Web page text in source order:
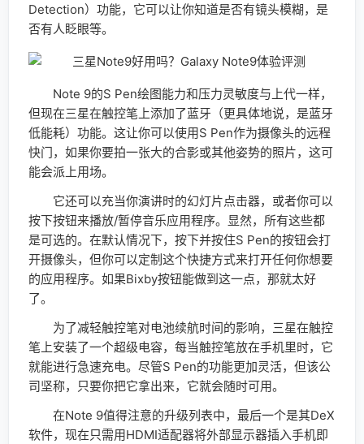
Detection）功能，它可以让你知道是否有镜头模糊，是
否有人眨眼等。
Note 9的S Pen绘图能力和压力灵敏度与上代一样，
但现在三星在触控笔上添加了蓝牙（更具体地说，是蓝牙
低能耗）功能。这让你可以使用S Pen作为摄像头的远程
快门，如果你要拍一张大的合影或其他姿势的照片，这可
能会派上用场。
它还可以充当你演讲时的幻灯片点击器，或者你可以
按下按钮来播放/暂停音乐应用程序。显然，所有这些都
是可选的。在默认情况下，按下并按住S Pen的按钮会打
开摄像头，但你可以定制这个快捷方式来打开任何你想要
的应用程序。如果Bixby按钮能做到这一点，那就太好
了。
为了减轻触控笔对电池续航时间的影响，三星在触控
笔上安装了一个超级电容，每当触控笔放在手机里时，它
就能进行急速充电。尽管S Pen的功能更加灵活，但该公
司坚称，只要你把它拿出来，它就会随时可用。
在Note 9值得注意的升级列表中，最后一个是其DeX
软件，现在只需用HDMI适配器将外部显示器插入手机即